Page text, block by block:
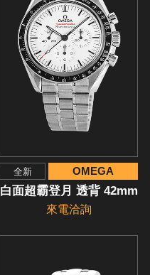
全新 OMEGA
白面超霸登月 透背 42mm
來電洽詢